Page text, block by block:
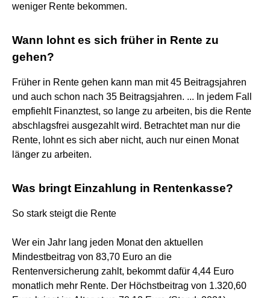
weniger Rente bekommen.
Wann lohnt es sich früher in Rente zu
gehen?
Früher in Rente gehen kann man mit 45 Beitragsjahren
und auch schon nach 35 Beitragsjahren. ... In jedem Fall
empfiehlt Finanztest, so lange zu arbeiten, bis die Rente
abschlagsfrei ausgezahlt wird. Betrachtet man nur die
Rente, lohnt es sich aber nicht, auch nur einen Monat
länger zu arbeiten.
Was bringt Einzahlung in Rentenkasse?
So stark steigt die Rente
Wer ein Jahr lang jeden Monat den aktuellen
Mindestbeitrag von 83,70 Euro an die
Rentenversicherung zahlt, bekommt dafür 4,44 Euro
monatlich mehr Rente. Der Höchstbeitrag von 1.320,60